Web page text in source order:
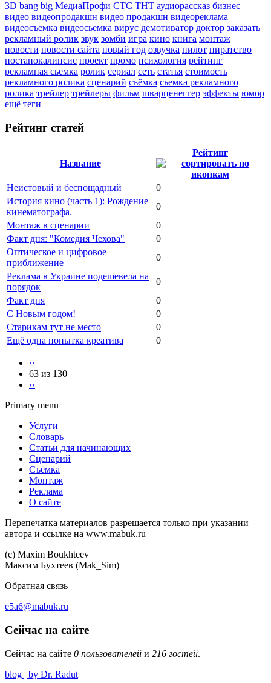
3D bang big МедиаПрофи СТС ТНТ аудиорассказ бизнес
видео видеопродакшн видео продакшн видеореклама
видеосъемка видеосьемка вирус демотиватор доктор заказать
рекламный ролик звук зомби игра кино книга монтаж
новости новости сайта новый год озвучка пилот пиратство
постапокалипсис проект промо психология рейтинг
рекламная сьемка ролик сериал сеть статья стоимость
рекламного ролика сценарий съёмка сьемка рекламного
ролика трейлер трейлеры фильм шварценеггер эффекты юмор
ещё теги
Рейтинг статей
Название
Рейтинг
Неистовый и беспощадный
0
История кино (часть 1): Рождение
кинематографа.
0
Монтаж в сценарии
0
Факт дня: "Комедия Чехова"
0
Оптическое и цифровое
приближение
0
Реклама в Украине подешевела на
порядок
0
Факт дня
0
С Новым годом!
0
Старикам тут не место
0
Ещё одна попытка креатива
0
‹‹
63 из 130
››
Primary menu
Услуги
Словарь
Статьи для начинающих
Сценарий
Съёмка
Монтаж
Реклама
О сайте
Перепечатка материалов разрешается только при указании
автора и ссылке на www.mabuk.ru
(c) Maхim Boukhteev
Максим Бухтеев (Mak_Sim)
Обратная связь
e5a6@mabuk.ru
Сейчас на сайте
Сейчас на сайте 0 пользователей и 216 гостей.
blog | by Dr. Radut